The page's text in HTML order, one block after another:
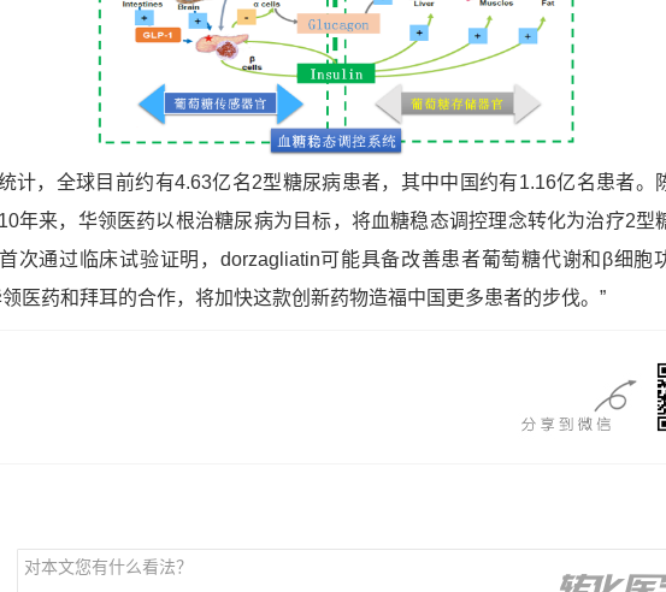
，全球目前约有4.63亿名2型糖尿病患者，其中中国约有1.16亿名患者。
年来，华领医药以根治糖尿病为目标，将血糖稳态调控理念转化为治疗2型
次通过临床试验证明，dorzagliatin可能具备改善患者葡萄糖代谢和β细胞
领医药和拜耳的合作，将加快这款创新药物造福中国更多患者的步伐。”